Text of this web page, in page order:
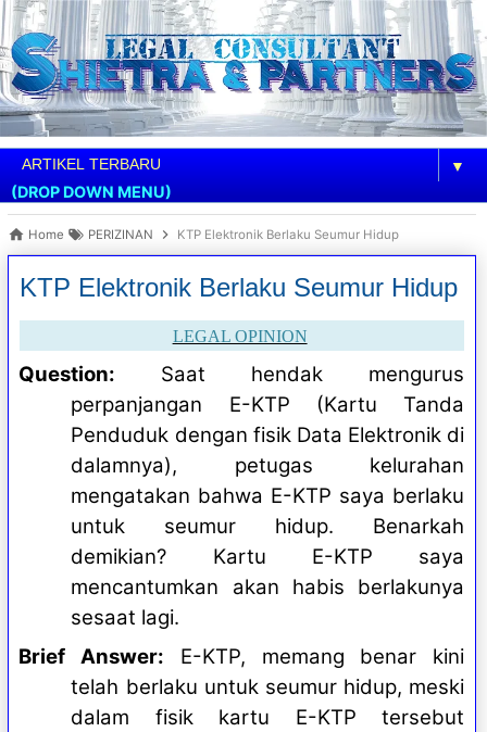
▼
(DROP DOWN MENU)
Home PERIZINAN KTP Elektronik Berlaku Seumur Hidup
KTP Elektronik Berlaku Seumur Hidup
LEGAL OPINION
Question:
Saat hendak mengurus
perpanjangan E-KTP (Kartu Tanda
Penduduk dengan fisik Data Elektronik di
dalamnya), petugas kelurahan
mengatakan bahwa E-KTP saya berlaku
untuk seumur hidup. Benarkah
demikian? Kartu E-KTP saya
mencantumkan akan habis berlakunya
sesaat lagi.
Brief Answer: E-KTP, memang benar kini
telah berlaku untuk seumur hidup, meski
dalam fisik kartu E-KTP tersebut